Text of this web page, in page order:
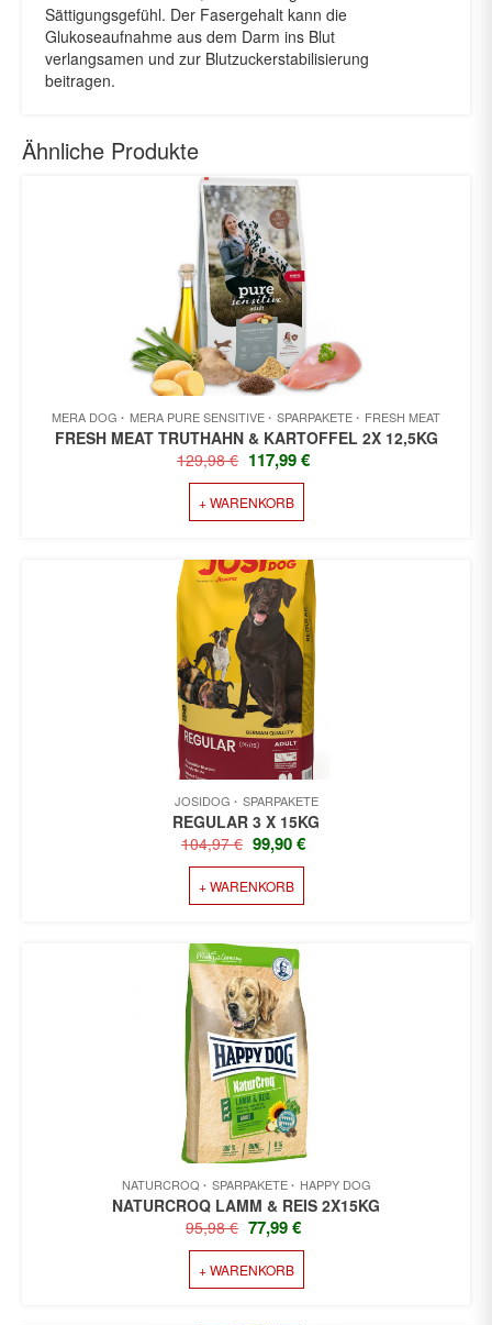
Sättigungsgefühl. Der Fasergehalt kann die
Glukoseaufnahme aus dem Darm ins Blut
verlangsamen und zur Blutzuckerstabilisierung
beitragen.
Ähnliche Produkte
MERA DOG MERA PURE SENSITIVE SPARPAKETE FRESH MEAT
FRESH MEAT TRUTHAHN & KARTOFFEL 2X 12,5KG
129,98€ URSPRÜNGLICHER
PREIS
WAR:
129,98 €
117,99€
+ WARENKORB
JOSIDOG SPARPAKETE
REGULAR 3 X 15KG
104,97€ URSPRÜNGLICHER
PREIS
WAR:
104,97 €
99,90€
+ WARENKORB
NATURCROQ SPARPAKETE HAPPY DOG
NATURCROQ LAMM & REIS 2X15KG
95,98€ URSPRÜNGLICHER
PREIS
WAR:
95,98 €
77,99€
+ WARENKORB